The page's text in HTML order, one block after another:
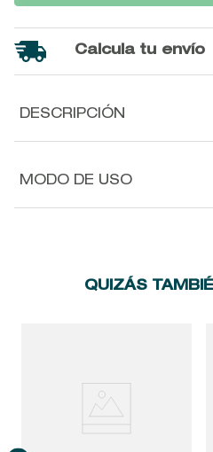
Calcula tu envío
DESCRIPCIÓN
MODO DE USO
QUIZÁS